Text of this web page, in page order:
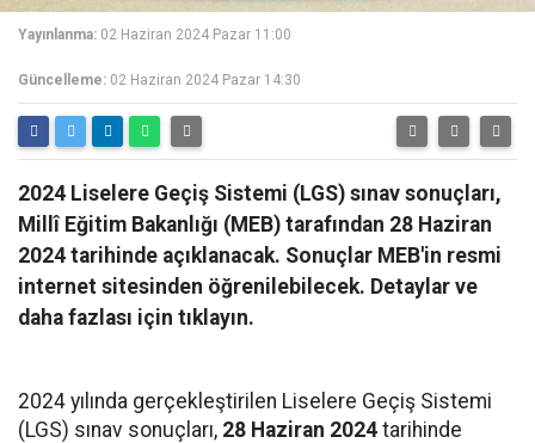
Yayınlanma: 02 Haziran 2024 Pazar 11:00
Güncelleme: 02 Haziran 2024 Pazar 14:30
2024 Liselere Geçiş Sistemi (LGS) sınav sonuçları,
Millî Eğitim Bakanlığı (MEB) tarafından 28 Haziran
2024 tarihinde açıklanacak. Sonuçlar MEB'in resmi
internet sitesinden öğrenilebilecek. Detaylar ve
daha fazlası için tıklayın.
2024 yılında gerçekleştirilen Liselere Geçiş Sistemi
(LGS) sınav sonuçları, 28 Haziran 2024 tarihinde